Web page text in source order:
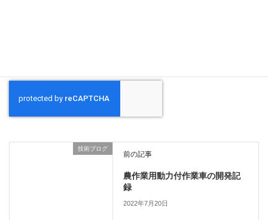
技術ブログ
前の記事
農作業用動力付作業車の開発記
録
2022年7月20日